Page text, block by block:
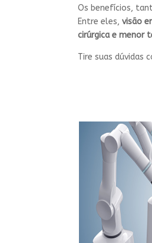
Os benefícios,
Entre eles, visão
cirúrgica e menor
Tire suas dúvidas